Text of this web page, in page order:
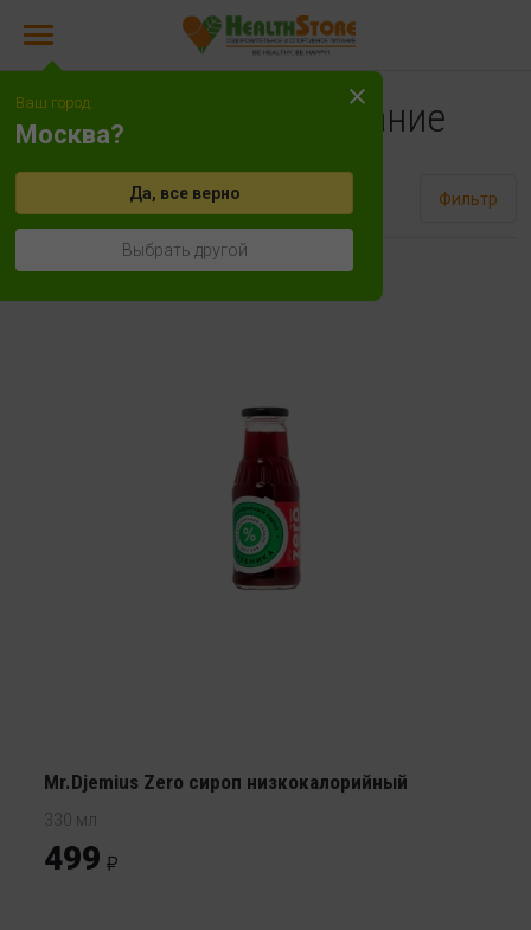
Диетическое питание
Сортировать Фильтр
Mr.Djemius Zero сироп низкокалорийный
330 мл
499
Ваш город:
Москва?
Да, все верно
Выбрать другой